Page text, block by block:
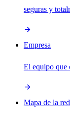
seguras y
Empresa
El equipo que
Mapa de la red